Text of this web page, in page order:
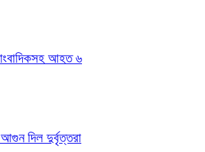
আহত ৬
দিল দুর্বৃত্তরা